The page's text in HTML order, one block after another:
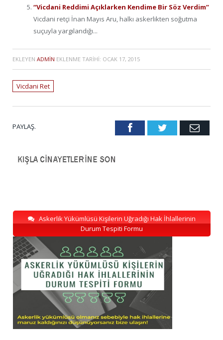
“Vicdani Reddimi Açıklarken Kendime Bir Söz Verdim”
Vicdani retçi İnan Mayıs Aru, halkı askerlikten soğutma
suçuyla yargılandığı...
EKLEYEN ADMIN EKLENME TARIHI: OCAK 17, 2015
Vicdani Ret
PAYLAŞ. FacebookTwitter Email
Askerlik Yükümlüsü Kişilerin Uğradığı Hak İhlallerinin
Durum Tespiti Formu